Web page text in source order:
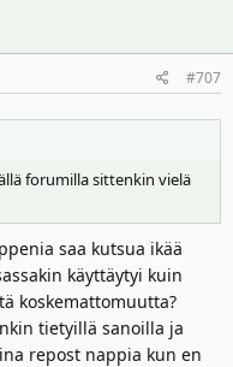
että olisi parempi jos
ihan älytöntä alkaa
tästä lienee useita
turhien läpinöiden
osittain - joskus joku on
siinä kuin muutkin sanat.
käytettynä tekstejä.
#707
forumilla sittenkin vielä
saa kutsua ikää
käyttäytyi kuin
koskemattomuutta?
tietyillä sanoilla ja
repost nappia kun en